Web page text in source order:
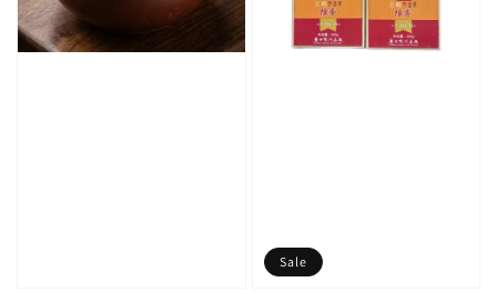
Sale